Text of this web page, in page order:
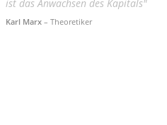
ist das Anwachsen des Kapitals"
Karl Marx – Theoretiker